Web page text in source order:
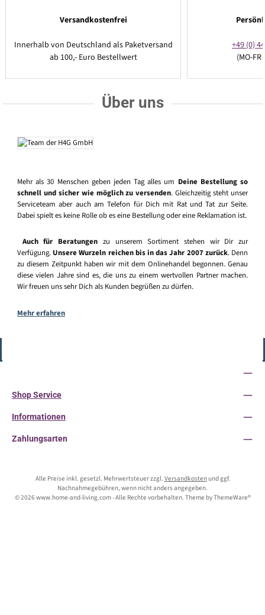
Versandkostenfrei
Innerhalb von Deutschland als Paketversand
ab 100,- Euro Bestellwert
+49 (0)
(MO-
Über uns
Mehr als 30 Menschen geben jeden Tag alles um Deine Bestellung so
schnell und sicher wie möglich zu versenden. Gleichzeitig steht unser
Serviceteam aber auch am Telefon für Dich mit Rat und Tat zur Seite.
Dabei spielt es keine Rolle ob es eine Bestellung oder eine Reklamation ist.
Auch für Beratungen zu unserem Sortiment stehen wir Dir zur
Verfügung. Unsere Wurzeln reichen bis in das Jahr 2007 zurück. Denn
zu diesem Zeitpunkt haben wir mit dem Onlinehandel begonnen. Genau
diese vielen Jahre sind es, die uns zu einem wertvollen Partner machen.
Wir freuen uns sehr Dich als Kunden begrüßen zu dürfen.
Mehr erfahren
Shop Service
Informationen
Zahlungsarten
Alle Preise inkl. gesetzl. Mehrwertsteuer zzgl. Versandkostenund ggf.
Nachnahmegebühren, wenn nicht anders angegeben.
© 2026 www.home-and-living.com - Alle Rechte vorbehalten. Theme byThemeWare®